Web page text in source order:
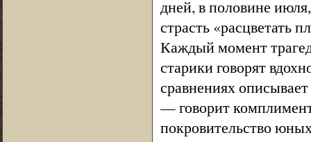
дней, в половине
страсть «расцветать
Каждый момент
старики говорят
сравнениях
— говорит
покровительство